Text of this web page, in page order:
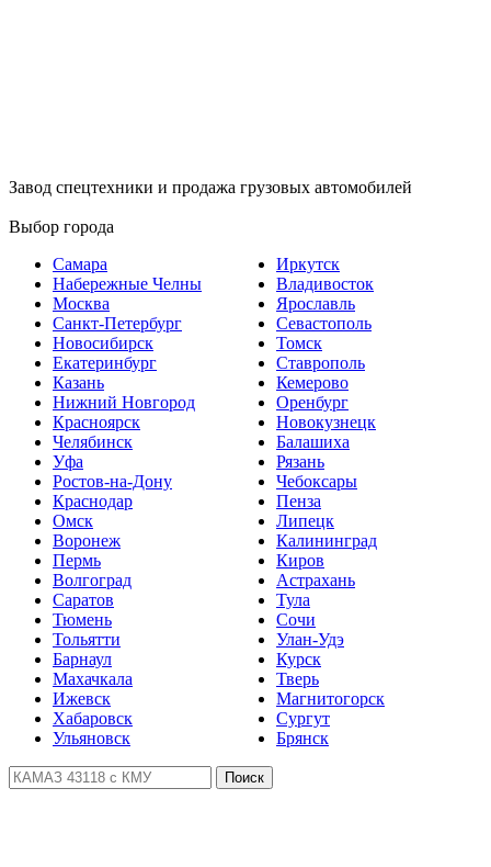
Завод спецтехники и продажа грузовых автомобилей
Выбор города
Самара
Набережные Челны
Москва
Санкт-Петербург
Новосибирск
Екатеринбург
Казань
Нижний Новгород
Красноярск
Челябинск
Уфа
Ростов-на-Дону
Краснодар
Омск
Воронеж
Пермь
Волгоград
Саратов
Тюмень
Тольятти
Барнаул
Махачкала
Ижевск
Хабаровск
Ульяновск
Иркутск
Владивосток
Ярославль
Севастополь
Томск
Ставрополь
Кемерово
Оренбург
Новокузнецк
Балашиха
Рязань
Чебоксары
Пенза
Липецк
Калининград
Киров
Астрахань
Тула
Сочи
Улан-Удэ
Курск
Тверь
Магнитогорск
Сургут
Брянск
Поиск